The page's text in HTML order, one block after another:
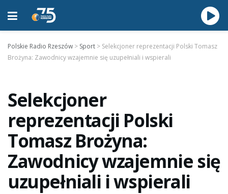
Polskie Radio Rzeszów > Sport > Selekcjoner reprezentacji Polski Tomasz
Brożyna: Zawodnicy wzajemnie się uzupełniali i wspierali
Selekcjoner
reprezentacji Polski
Tomasz Brożyna:
Zawodnicy wzajemnie się
uzupełniali i wspierali